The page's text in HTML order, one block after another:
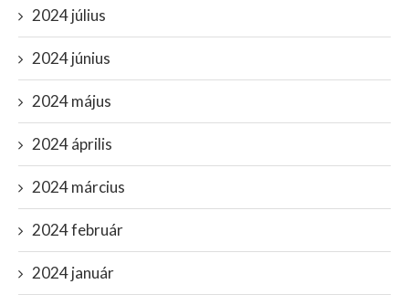
2024 július
2024 június
2024 május
2024 április
2024 március
2024 február
2024 január